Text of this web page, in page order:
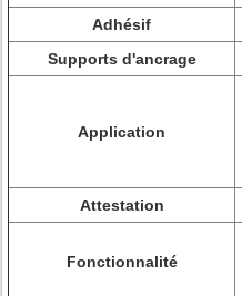
Adhésif
Supports d'ancrage
Application
Attestation
Fonctionnalité